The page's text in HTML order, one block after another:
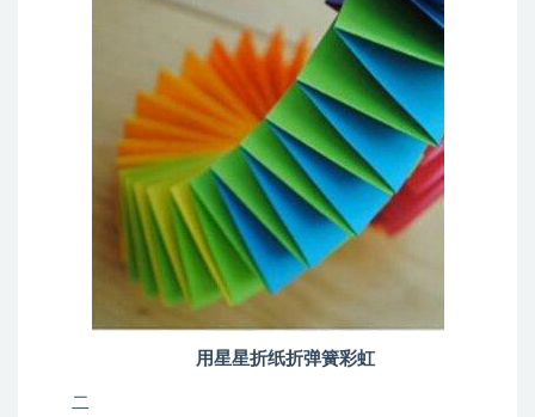
用星星折纸折弹簧彩虹
二